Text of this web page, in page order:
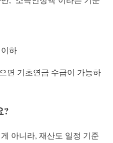
하
면 기초연금 수급이 가능하
?
아니라, 재산도 일정 기준